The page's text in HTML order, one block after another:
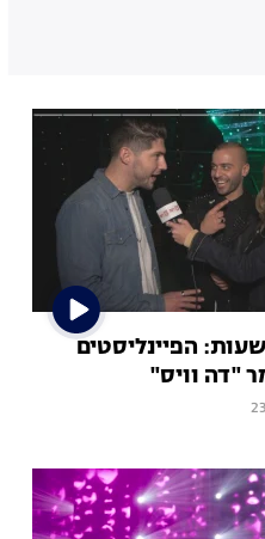
הפיינליסטים
"דה וויס"